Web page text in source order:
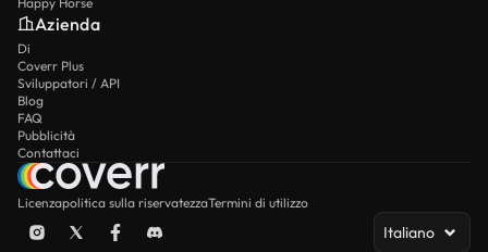
Azienda
Di
Coverr Plus
Sviluppatori / API
Blog
FAQ
Pubblicità
Contattaci
Licenzapolitica sulla riservatezzaTermini di utilizzo
Italiano